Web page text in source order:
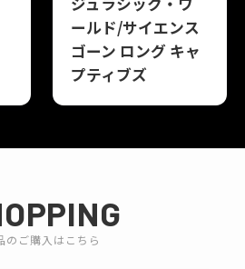
ールド/サイエンス
ゴーン ロング キャ
プティブズ
のご購入はこちら